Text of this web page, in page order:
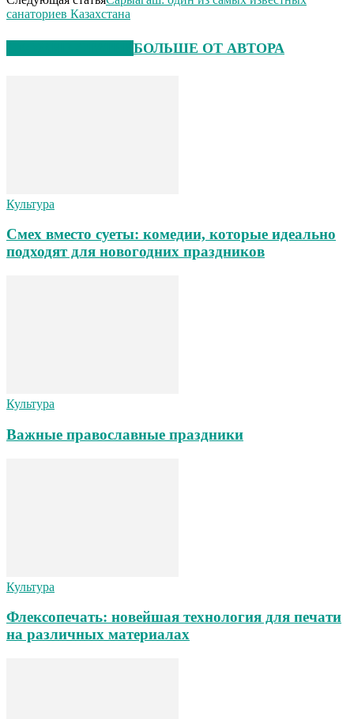
санаториев Казахстана
БОЛЬШЕ ОТ АВТОРА
Культура
Смех вместо суеты: комедии, которые идеально
подходят для новогодних праздников
Культура
Важные православные праздники
Культура
Флексопечать: новейшая технология для печати
на различных материалах